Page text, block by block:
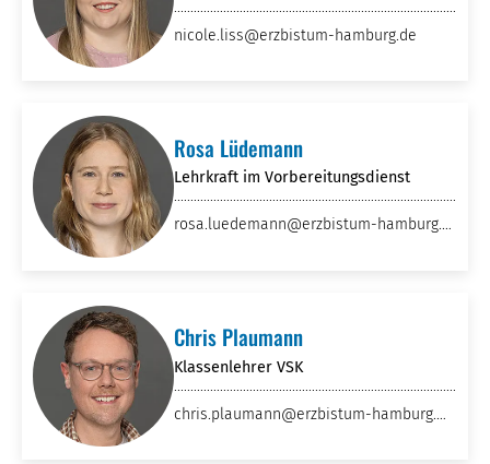
nicole.liss@erzbistum-hamburg.de
Rosa Lüdemann
Lehrkraft im Vorbereitungsdienst
rosa.luedemann@erzbistum-hamburg.d
Chris Plaumann
Klassenlehrer VSK
chris.plaumann@erzbistum-hamburg.or